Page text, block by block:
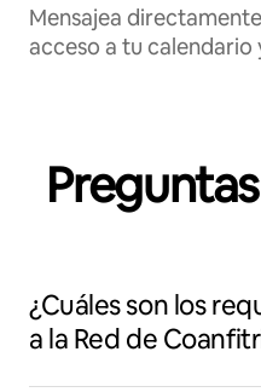
Mensajea
acceso a tu calendario
¿Cuáles son los
a la Red de